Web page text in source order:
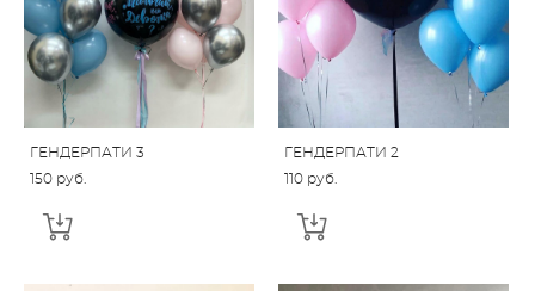
ГЕНДЕРПАТИ 3
150 pуб.
ГЕНДЕРПАТИ 2
110 pуб.